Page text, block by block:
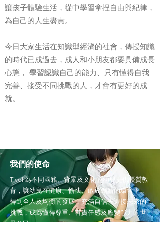
讓孩子體驗生活，從中學習拿捏自由與紀律，
為自己的人生盡責。
今日大家生活在知識型經濟的社會，傳授知識
的時代已成過去，成人和小朋友都要具備成長
心態， 學習認識自己的能力、只有懂得自我
完善、接受不同挑戰的人，才會有更好的成
就。
我們的使命
Tivoli為不同國籍、背景及文化的幼兒提供優質教
育，讓幼兒在健康、愉快、敢於創新的環境下，
得到全人及均衡的發展，充滿自信去迎接未來的
挑戰，成為懂得尊重、有責任感及應變能力的世
界公民。